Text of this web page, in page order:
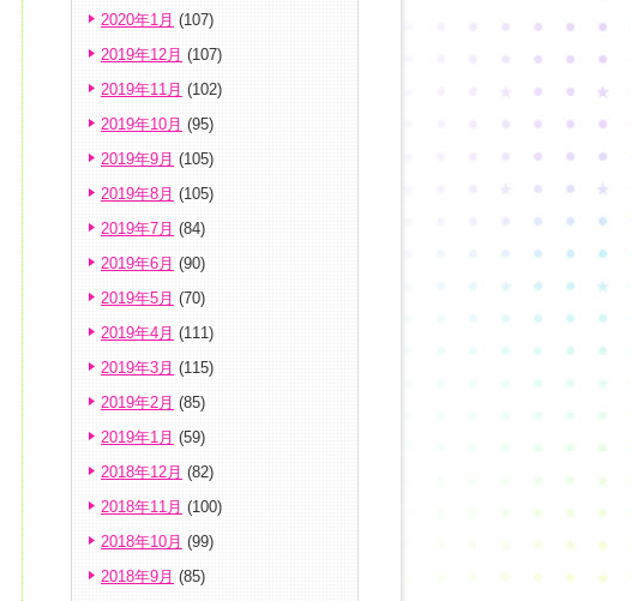
2020年1月 (107)
2019年12月 (107)
2019年11月 (102)
2019年10月 (95)
2019年9月 (105)
2019年8月 (105)
2019年7月 (84)
2019年6月 (90)
2019年5月 (70)
2019年4月 (111)
2019年3月 (115)
2019年2月 (85)
2019年1月 (59)
2018年12月 (82)
2018年11月 (100)
2018年10月 (99)
2018年9月 (85)